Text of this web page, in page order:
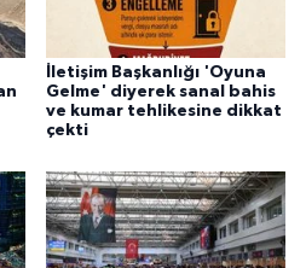
İletişim Başkanlığı 'Oyuna
Gelme' diyerek sanal bahis
ve kumar tehlikesine dikkat
çekti